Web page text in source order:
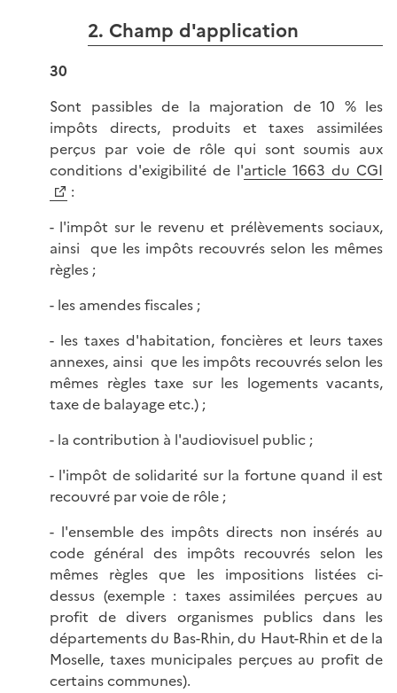
2. Champ d'application
30
Sont passibles de la majoration de 10 % les
impôts directs, produits et taxes assimilées
perçus par voie de rôle qui sont soumis aux
conditions d'exigibilité de l'article 1663 du CGI
:
- l'impôt sur le revenu et prélèvements sociaux,
ainsi que les impôts recouvrés selon les mêmes
règles ;
- les amendes fiscales ;
- les taxes d'habitation, foncières et leurs taxes
annexes, ainsi que les impôts recouvrés selon les
mêmes règles taxe sur les logements vacants,
taxe de balayage etc.) ;
- la contribution à l'audiovisuel public ;
- l'impôt de solidarité sur la fortune quand il est
recouvré par voie de rôle ;
- l'ensemble des impôts directs non insérés au
code général des impôts recouvrés selon les
mêmes règles que les impositions listées ci-
dessus (exemple : taxes assimilées perçues au
profit de divers organismes publics dans les
départements du Bas-Rhin, du Haut-Rhin et de la
Moselle, taxes municipales perçues au profit de
certains communes).